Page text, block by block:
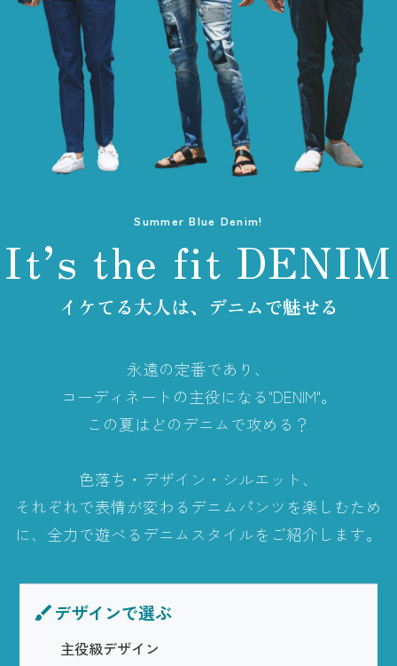
Summer Blue Denim!
It’s the fit DENIM
イケてる大人は、デニムで魅せる
永遠の定番であり、
コーディネートの主役になる"DENIM"。
この夏はどのデニムで攻める？
色落ち・デザイン・シルエット、
それぞれで表情が変わるデニムパンツを楽しむため
に、全力で遊べるデニムスタイルをご紹介します。
brush デザインで選ぶ
主役級デザイン